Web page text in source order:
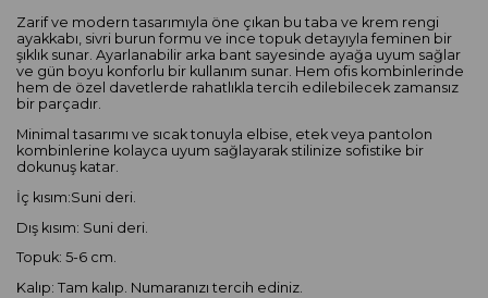
Zarif ve modern tasarımıyla öne çıkan bu taba ve krem rengi
ayakkabı, sivri burun formu ve ince topuk detayıyla feminen bir
şıklık sunar. Ayarlanabilir arka bant sayesinde ayağa uyum sağlar
ve gün boyu konforlu bir kullanım sunar. Hem ofis kombinlerinde
hem de özel davetlerde rahatlıkla tercih edilebilecek zamansız
bir parçadır.
Minimal tasarımı ve sıcak tonuyla elbise, etek veya pantolon
kombinlerine kolayca uyum sağlayarak stilinize sofistike bir
dokunuş katar.
İç kısım:Suni deri.
Dış kısım: Suni deri.
Topuk: 5-6 cm.
Kalıp: Tam kalıp. Numaranızı tercih ediniz.